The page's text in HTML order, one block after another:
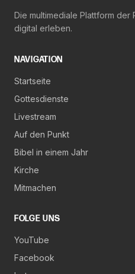
Die multimediale Plattform der
digital erleben.
NAVIGATION
Startseite
Gottesdienste
Livestream
Auf den Punkt
Bibel in einem Jahr
Kirche
Mitmachen
FOLGE UNS
YouTube
Facebook